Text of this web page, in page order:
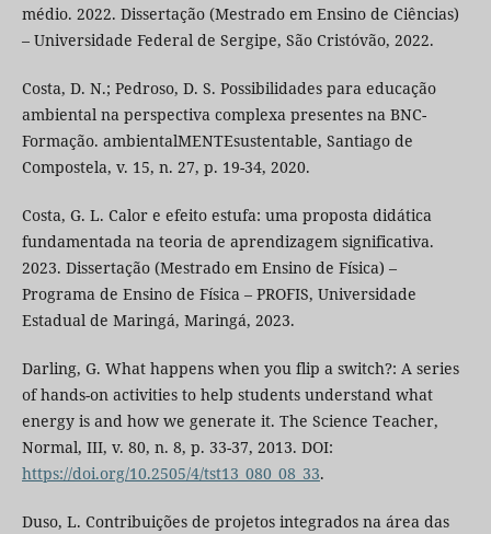
médio. 2022. Dissertação (Mestrado em Ensino de Ciências)
– Universidade Federal de Sergipe, São Cristóvão, 2022.
Costa, D. N.; Pedroso, D. S. Possibilidades para educação
ambiental na perspectiva complexa presentes na BNC-
Formação. ambientalMENTEsustentable, Santiago de
Compostela, v. 15, n. 27, p. 19-34, 2020.
Costa, G. L. Calor e efeito estufa: uma proposta didática
fundamentada na teoria de aprendizagem significativa.
2023. Dissertação (Mestrado em Ensino de Física) –
Programa de Ensino de Física – PROFIS, Universidade
Estadual de Maringá, Maringá, 2023.
Darling, G. What happens when you flip a switch?: A series
of hands-on activities to help students understand what
energy is and how we generate it. The Science Teacher,
Normal, III, v. 80, n. 8, p. 33-37, 2013. DOI:
https://doi.org/10.2505/4/tst13_080_08_33.
Duso, L. Contribuições de projetos integrados na área das